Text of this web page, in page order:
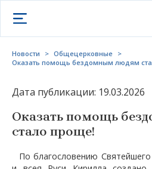
Открыть меню
Новости > Общецерковные >
Оказать помощь бездомным людям
Дата публикации: 19.03.2026
Оказать помощь
стало проще!
По благословению